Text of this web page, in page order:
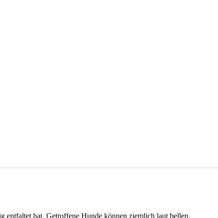
entfaltet hat. Getroffene Hunde können ziemlich laut bellen.